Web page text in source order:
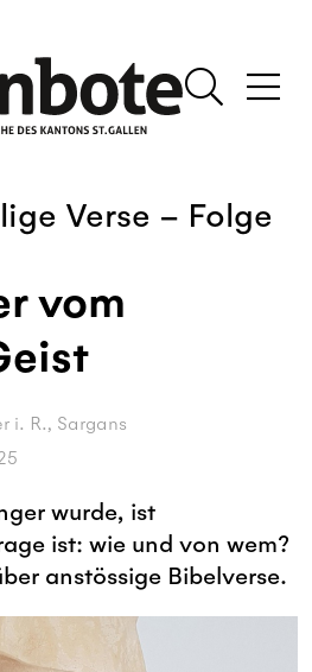
Verse – Folge
vom
i. R., Sargans
wurde, ist
ist: wie und von wem?
anstössige Bibelverse.